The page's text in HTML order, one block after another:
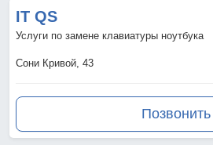
IT QS
Услуги по замене клавиатуры ноутбука
Сони Кривой, 43
Позвонить